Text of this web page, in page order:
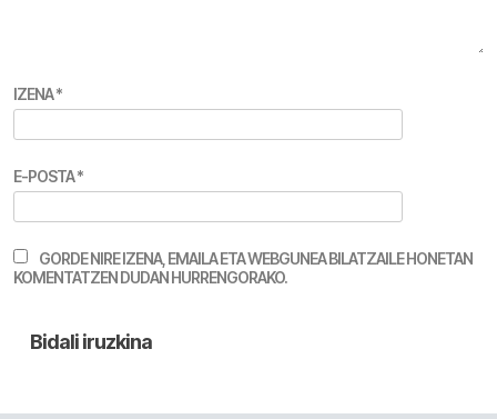
IZENA*
E-POSTA*
GORDE NIRE IZENA, EMAILA ETA WEBGUNEA BILATZAILE HONETAN
KOMENTATZEN DUDAN HURRENGORAKO.